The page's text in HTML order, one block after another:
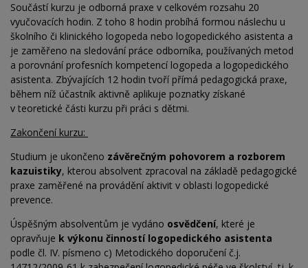
Součástí kurzu je odborná praxe v celkovém rozsahu 20
vyučovacích hodin. Z toho 8 hodin probíhá formou náslechu u
školního či klinického logopeda nebo logopedického asistenta a
je zaměřeno na sledování práce odborníka, používaných metod
a porovnání profesních kompetencí logopeda a logopedického
asistenta. Zbývajících 12 hodin tvoří přímá pedagogická praxe,
během níž účastník aktivně aplikuje poznatky získané
v teoretické části kurzu při práci s dětmi.
Zakončení kurzu:
Studium je ukončeno závěrečným pohovorem a rozborem
kazuistiky, kterou absolvent zpracoval na základě pedagogické
praxe zaměřené na provádění aktivit v oblasti logopedické
prevence.
Úspěšným absolventům je vydáno osvědčení, které je
opravňuje k výkonu činností logopedického asistenta
podle čl. IV. písmeno c) Metodického doporučení č.j.